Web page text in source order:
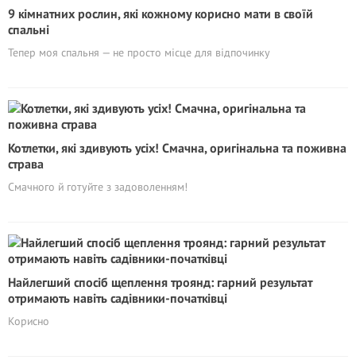
9 кімнатних рослин, які кожному корисно мати в своїй
спальні
Тепер моя спальня — не просто місце для відпочинку
Котлетки, які здивують усіх! Смачна, оригінальна та поживна
страва
Смачного й готуйте з задоволенням!
Найлегший спосіб щеплення троянд: гарний результат
отримають навіть садівники-початківці
Корисно